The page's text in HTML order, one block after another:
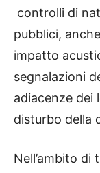
controlli di
pubblici,
impatto
segnalazioni
adiacenze dei
disturbo della
Nell’ambito